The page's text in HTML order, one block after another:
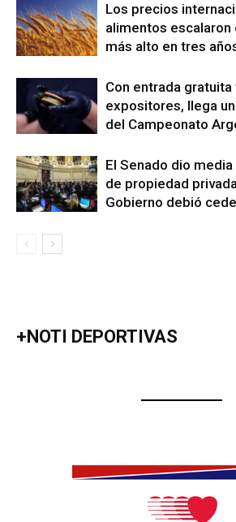
Los precios
alimentos escalaron
más alto en tres
Con entrada gratuita
expositores, llega
del Campeonato
El Senado dio
de propiedad
Gobierno debió
+NOTI DEPORTIVAS